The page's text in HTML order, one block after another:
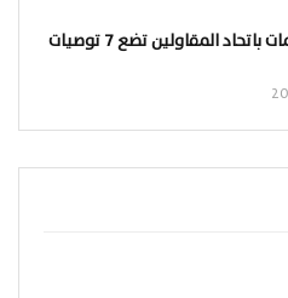
لجنة إدارة الأزمات باتحاد المقاولين تضع 7 توصيات